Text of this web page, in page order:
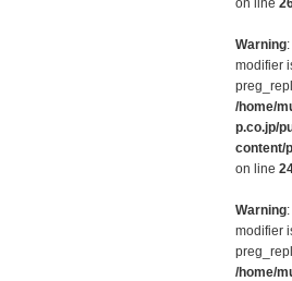
on line
Warning
modifier
/home/
p.co.jp/
content/
on line
Warning
modifier
/home/